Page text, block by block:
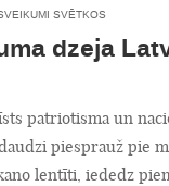
SVĒTKOS
dzeja
patriotisma un
piesprauž pie
lentīti, iededz